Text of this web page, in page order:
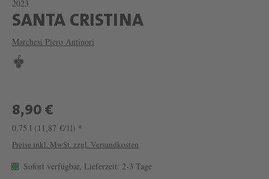
2023
SANTA CRISTINAW
A
Marchesi Piero Antinori
8,90 €
0.75 l (11,87 €/1l) *
Preise inkl. MwSt. zzgl. Versandkosten
Sofort verfügbar, Lieferzeit: 2-3 Tage